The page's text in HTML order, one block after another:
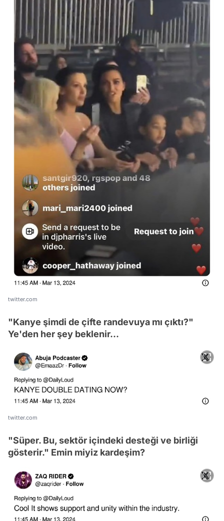
twitter.com
"Kanye şimdi de çifte randevuya mı çıktı?"
Ye'den her şey beklenir...
twitter.com
"Süper. Bu, sektör içindeki desteği ve birliği
gösterir." Emin miyiz kardeşim?